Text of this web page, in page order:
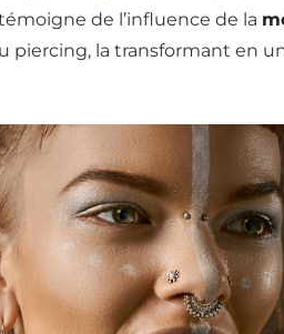
de l’influence de la
piercing, la transformant en